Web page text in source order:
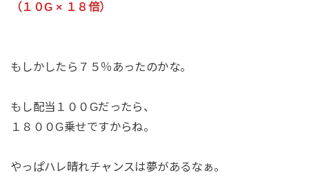
（１０G × １８倍）
もしかしたら７５％あったのかな。
もし配当１００Gだったら、
１８００G乗せですからね。
やっぱハレ晴れチャンスは夢があるなぁ。